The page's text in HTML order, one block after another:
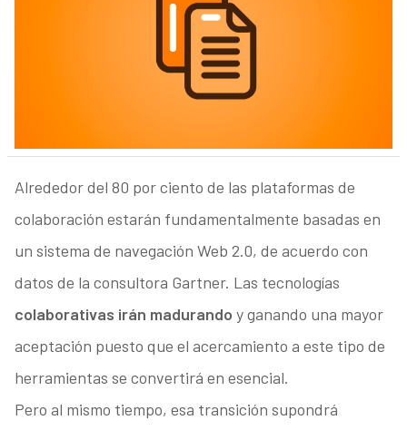
Alrededor del 80 por ciento de las plataformas de
colaboración estarán fundamentalmente basadas en
un sistema de navegación Web 2.0, de acuerdo con
datos de la consultora Gartner. Las tecnologías
colaborativas irán madurando y ganando una mayor
aceptación puesto que el acercamiento a este tipo de
herramientas se convertirá en esencial.
Pero al mismo tiempo, esa transición supondrá